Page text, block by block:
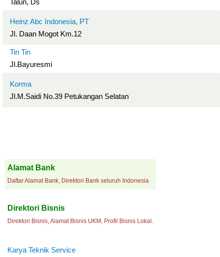
Talun, Ds
Heinz Abc Indonesia, PT
Jl. Daan Mogot Km.12
Tin Tin
Jl.Bayuresmi
Korma
Jl.M.Saidi No.39 Petukangan Selatan
Alamat Bank
Daftar Alamat Bank, Direktori Bank seluruh Indonesia
Direktori Bisnis
Direktori Bisnis, Alamat Bisnis UKM, Profil Bisnis Lokal.
Karya Teknik Service